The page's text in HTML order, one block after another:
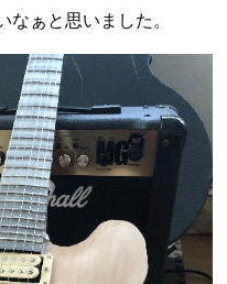
なぁと思いました。